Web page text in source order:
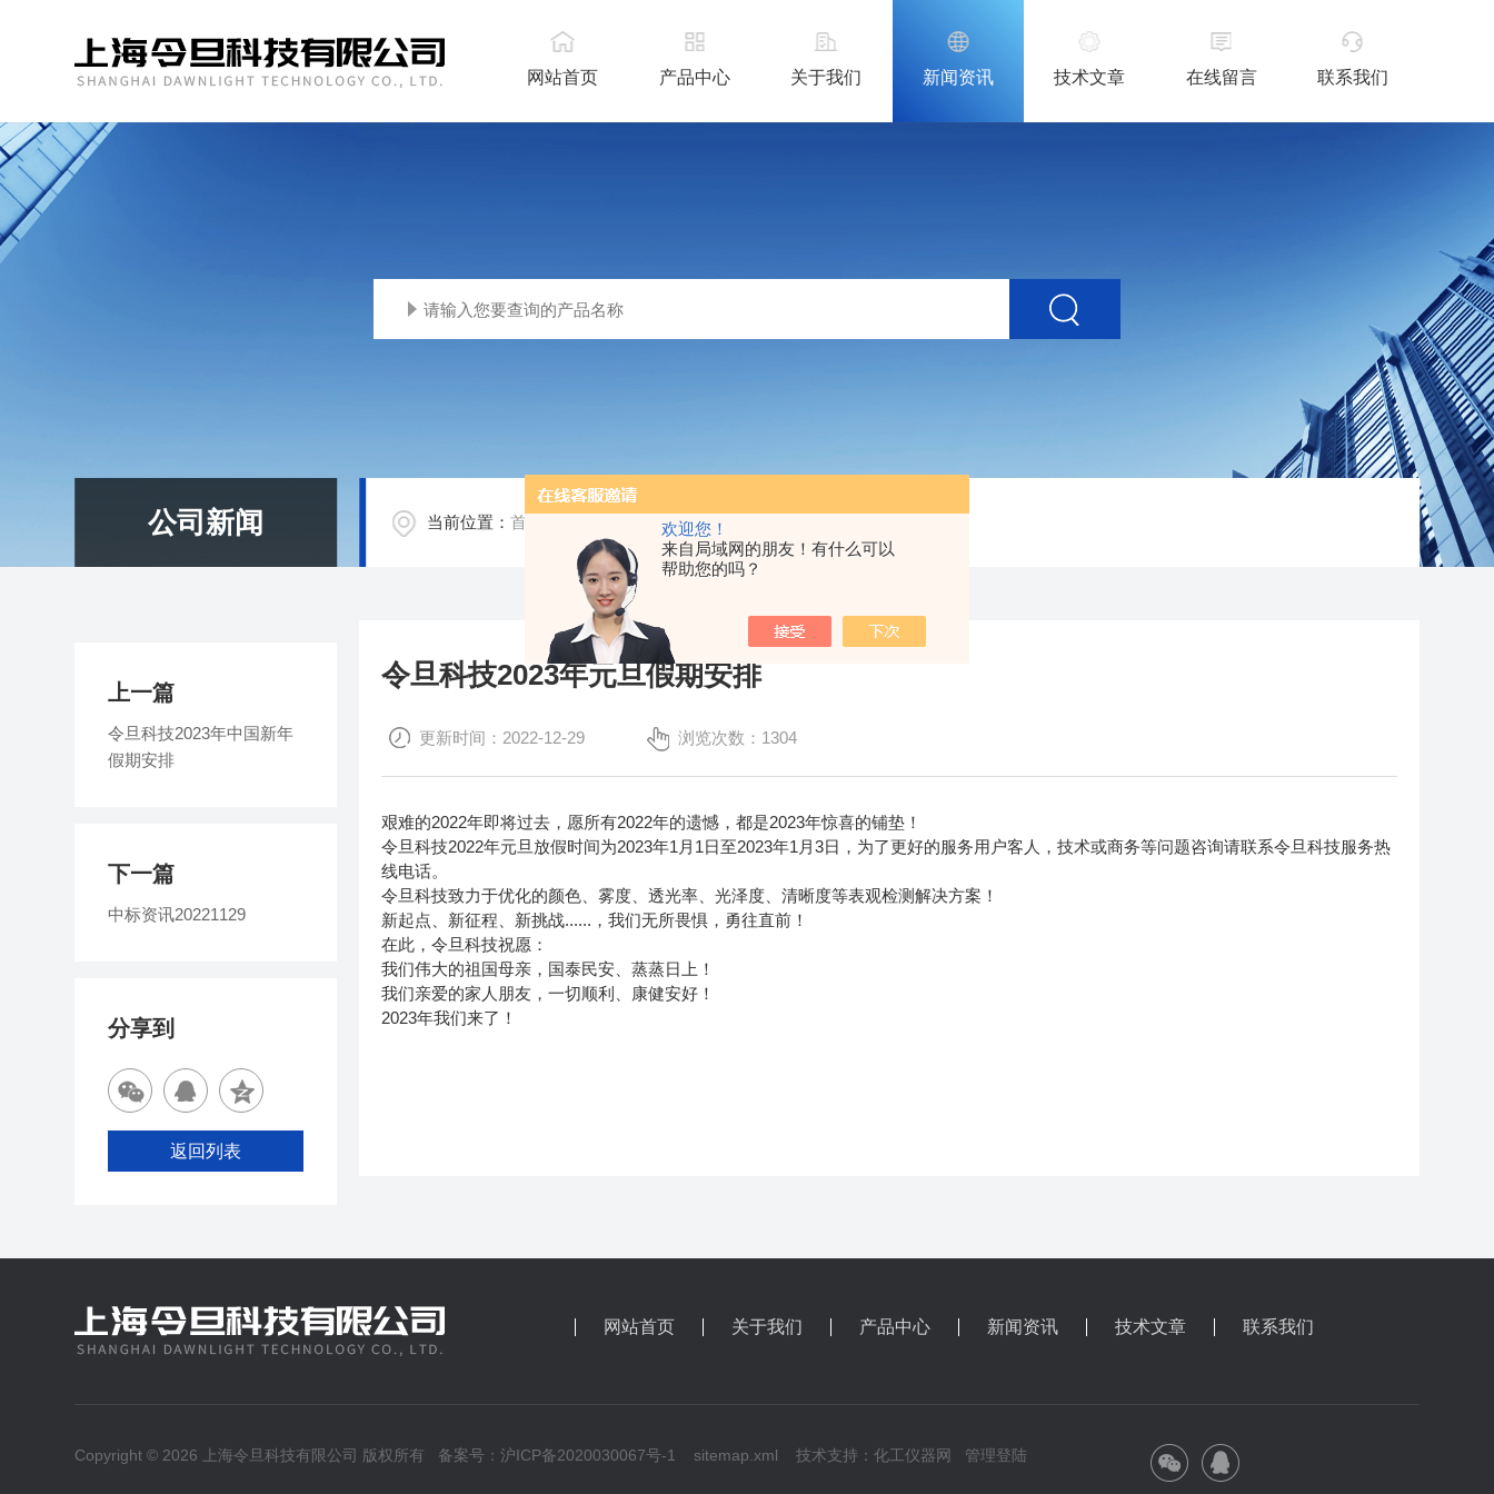
欢迎您！
来自局域网的朋友！有什么可以
帮助您的吗？
网站首页 产品中心 关于我们 新闻资讯 技术文章 在线留言 联系我们
公司新闻 当前位置：首页 / 令旦科技2023年元旦假期安排
令旦科技2023年元旦假期安排
更新时间：2022-12-29 浏览次数：1304
艰难的2022年即将过去，愿所有2022年的遗憾，都是2023年惊喜的铺垫！
令旦科技2022年元旦放假时间为2023年1月1日至2023年1月3日，为了更好的服务用户客人，技术或商务等问题咨询请联系令旦科技服务热
线电话。
令旦科技致力于优化的颜色、雾度、透光率、光泽度、清晰度等表观检测解决方案！
新起点、新征程、新挑战......，我们无所畏惧，勇往直前！
在此，令旦科技祝愿：
我们伟大的祖国母亲，国泰民安、蒸蒸日上！
我们亲爱的家人朋友，一切顺利、康健安好！
2023年我们来了！
上一篇
令旦科技2023年中国新年
假期安排
下一篇
中标资讯20221129
分享到
返回列表
网站首页 关于我们 产品中心 新闻资讯 技术文章 联系我们
Copyright © 2026 上海令旦科技有限公司 版权所有 备案号：沪ICP备2020030067号-1 sitemap.xml 技术支持：化工仪器网 管理登陆